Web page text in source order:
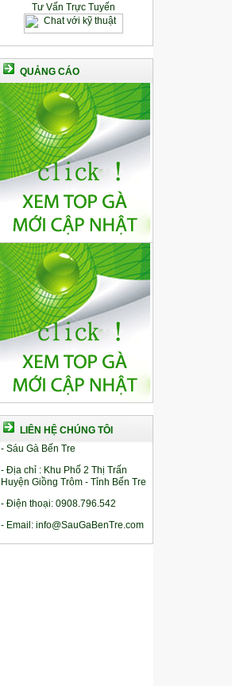
Tư Vấn Trực Tuyến
QUẢNG CÁO
LIÊN HỆ CHÚNG TÔI
- Sáu Gà Bến Tre
- Địa chỉ : Khu Phố 2 Thị Trấn
Huyện Giồng Trôm - Tỉnh Bến Tre
- Điện thoại: 0908.796.542
- Email: info@SauGaBenTre.com